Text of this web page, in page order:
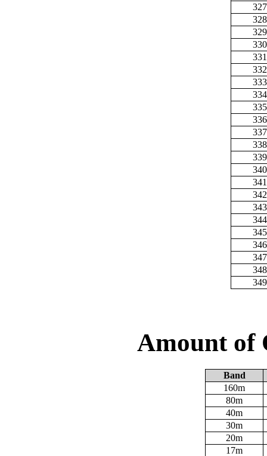
327
328
329
330
331
332
333
334
335
336
337
338
339
340
341
342
343
344
345
346
347
348
349
Amount of
Band
160m
80m
40m
30m
20m
17m